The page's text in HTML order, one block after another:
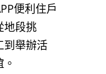
便利住戶
地段挑
到舉辦活